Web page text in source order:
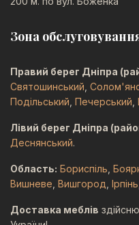
Зона
Правий берег Дніпра
Святошинський
Подільський Печерський
Лівий берег Дніпра
Деснянський.
Область: Бориспіль
Вишневе Вишгород Ірпінь
Доставка меблів